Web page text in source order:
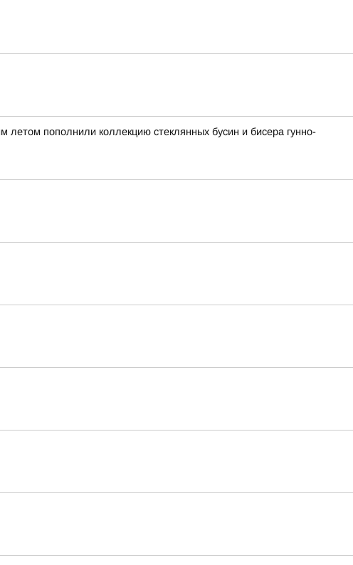
летом пополнили коллекцию стеклянных бусин и бисера гунно-